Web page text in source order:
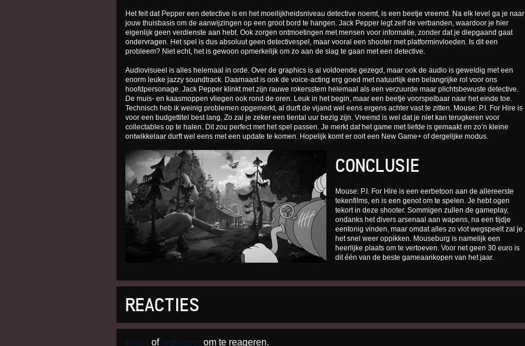
Het feit dat Pepper een detective is en het moeilijkheidsniveau detective noemt, is een beetje vreemd. Na elk level ga je naar
jouw thuisbasis om de aanwijzingen op een groot bord te hangen. Jack Pepper legt zelf de verbanden, waardoor je hier
eigenlijk geen verdienste aan hebt. Ook zorgen ontmoetingen met mensen voor informatie, zonder dat je diepgaand gaat
ondervragen. Het spel is dus absoluut geen detectivespel, maar vooral een shooter met platforminvloeden. Is dit een
probleem? Niet echt, het is gewoon opmerkelijk om zo aan de slag te gaan met een detective.
Audiovisueel is alles helemaal in orde. Over de graphics is al voldoende gezegd, maar ook de audio is geweldig met een
enorm leuke jazzy soundtrack. Daarnaast is ook de voice-acting erg goed met natuurlijk een belangrijke rol voor ons
hoofdpersonage. Jack Pepper klinkt met zijn rauwe rokersstem helemaal als een verzuurde maar plichtsbewuste detective.
De muis- en kaasmoppen vliegen ook rond de oren. Leuk in het begin, maar een beetje voorspelbaar naar het einde toe.
Technisch heb ik weinig problemen opgemerkt, al durft de vijand wel eens ergens achter vast te zitten. Mouse: P.I. For Hire is
voor een budgettitel best lang. Zo zal je zeker een tiental uur bezig zijn. Vreemd is wel dat je niet kan terugkeren voor
collectables op te halen. Dit zou perfect met het spel passen. Je merkt dat het game met liefde is gemaakt en zo’n kleine
ontwikkelaar durft wel eens met een update te komen. Hopelijk komt er ooit een New Game+ of dergelijke modus.
CONCLUSIE
Mouse: P.I. For Hire is een eerbetoon aan de allereerste
tekenfilms, en is een genot om te spelen. Je hebt ogen
tekort in deze shooter. Sommigen zullen de gameplay,
ondanks het divers arsenaal aan wapens, na een tijdje
eentonig vinden, maar omdat alles zo vlot wegspeelt zal je
het snel weer oppikken. Mouseburg is namelijk een
heerlijke plaats om te vertoeven. Voor net geen 30 euro is
dit één van de beste gameaankopen van het jaar.
REACTIES
Login of registreer om te reageren.